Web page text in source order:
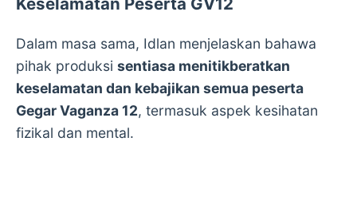
Dalam masa sama, Idlan menjelaskan bahawa
pihak produksi sentiasa menitikberatkan
keselamatan dan kebajikan semua peserta
Gegar Vaganza 12, termasuk aspek kesihatan
fizikal dan mental.